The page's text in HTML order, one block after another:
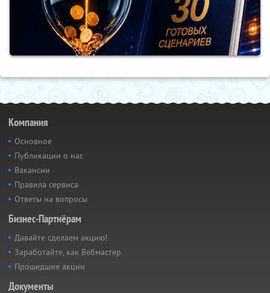
Компания
Основное
Публикации о нас
Вакансии
Правила сервиса
Ответы на вопросы
Бизнес-Партнёрам
Давайте сделаем акцию!
Заработайте, как Вебмастер
Прошедшие акции
Документы